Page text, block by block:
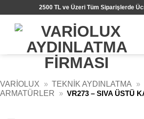
2500 TL ve Üzeri Tüm Siparişlerde
VARIOLUX » TEKNIK AYDINLATMA »
ARMATÜRLER
» VR273 – SIVA ÜSTÜ